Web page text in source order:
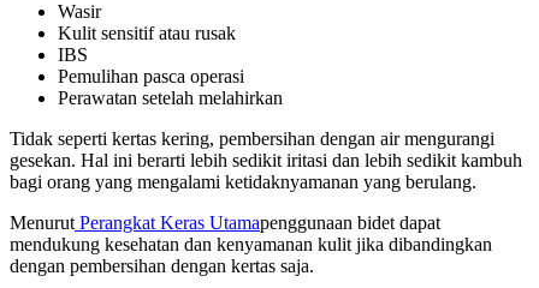
Wasir
Kulit sensitif atau rusak
IBS
Pemulihan pasca operasi
Perawatan setelah melahirkan
Tidak seperti kertas kering, pembersihan dengan air mengurangi
gesekan. Hal ini berarti lebih sedikit iritasi dan lebih sedikit kambuh
bagi orang yang mengalami ketidaknyamanan yang berulang.
Menurut Perangkat Keras Utamapenggunaan bidet dapat
mendukung kesehatan dan kenyamanan kulit jika dibandingkan
dengan pembersihan dengan kertas saja.